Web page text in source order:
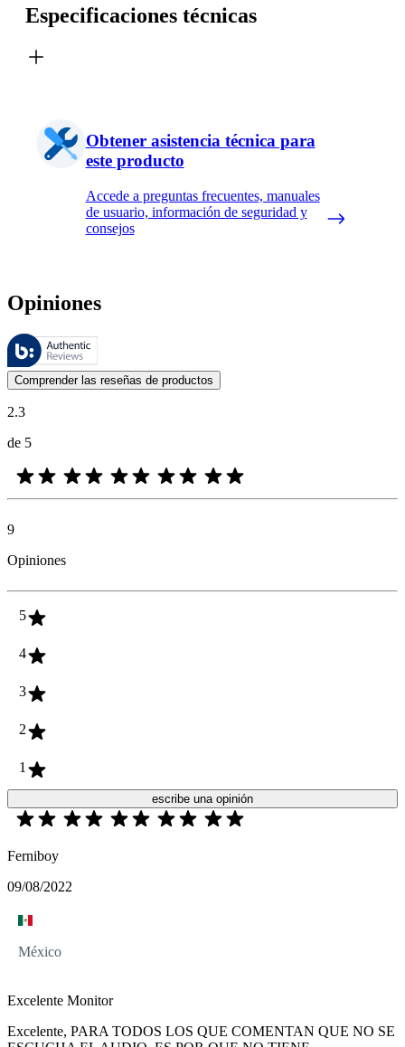
Especificaciones técnicas
Obtener asistencia técnica para
este producto
Accede a preguntas frecuentes, manuales
de usuario, información de seguridad y
consejos
Opiniones
Estas reseñas las gestiona Bazaarvoice y cumplen con la política de
Las opiniones de los clientes en forma de reseñas de productos y
Comprender las reseñas de productos
2.3
de 5
9
Opiniones
5
4
3
2
1
escribe una opinión
Ferniboy
09/08/2022
México
Excelente Monitor
Excelente, PARA TODOS LOS QUE COMENTAN QUE NO SE